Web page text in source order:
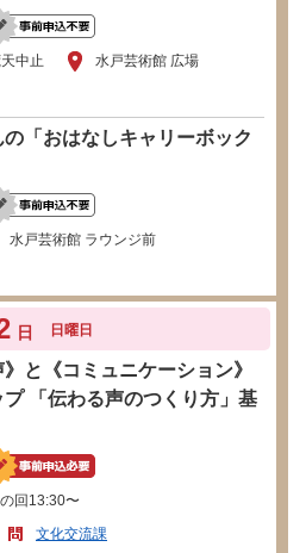
中止
水戸芸術館 広場
「おはなしキャリーボック
水戸芸術館 ラウンジ前
日 日曜日
と《コミュニケーション》
「伝わる声のつくり方」基
回13:30〜
文化交流課